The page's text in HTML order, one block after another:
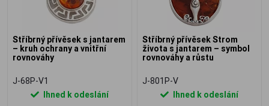
Stříbrný přívěsek s jantarem
– kruh ochrany a vnitřní
rovnováhy
J-68P-V1
Ihned k odeslání
Stříbrný přívěsek Strom
života s jantarem – symbol
rovnováhy a růstu
J-801P-V
Ihned k odeslání